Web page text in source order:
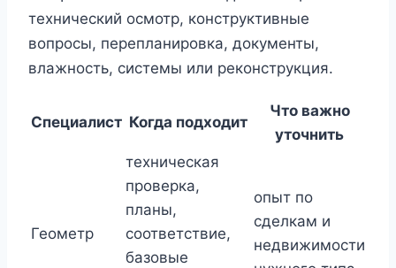
технический осмотр, конструктивные
вопросы, перепланировка, документы,
влажность, системы или реконструкция.
Специалист Когда подходит
Что важно
уточнить
Геометр
техническая
проверка,
планы,
соответствие,
базовые
опыт по
сделкам и
недвижимости